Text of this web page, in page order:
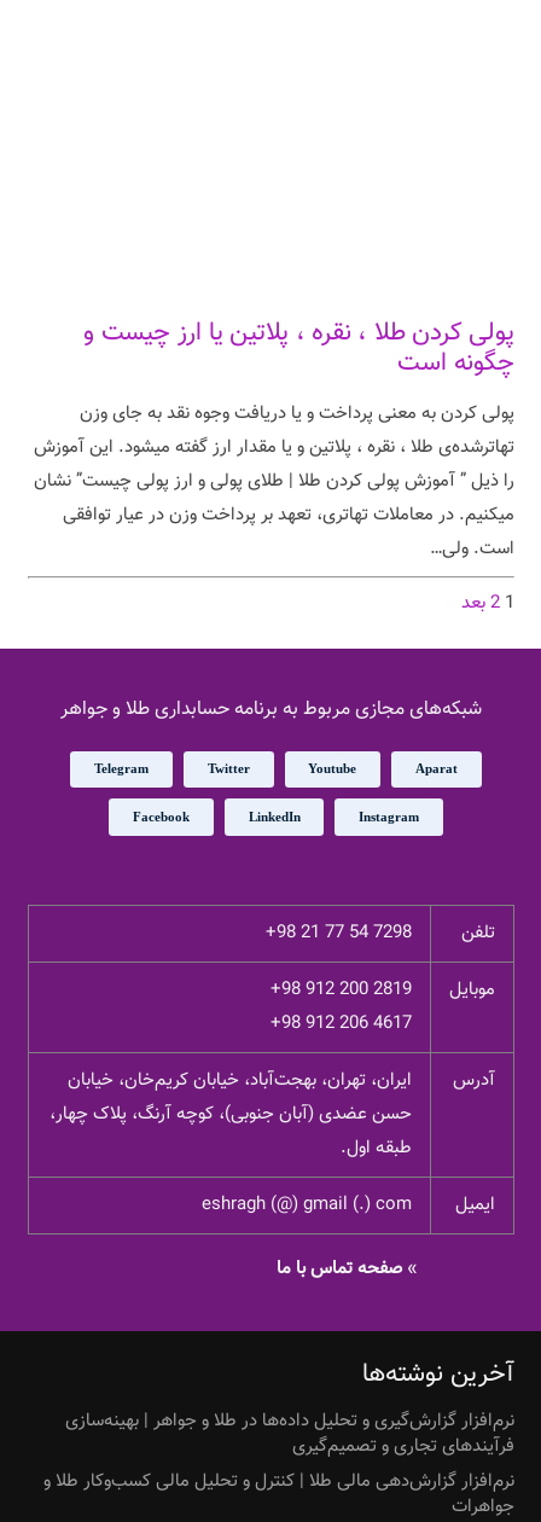
پولی کردن طلا ، نقره ، پلاتین یا ارز چیست و
چگونه است
پولی کردن به معنی پرداخت و یا دریافت وجوه نقد به جای وزن
تهاترشده‌ی طلا ، نقره ، پلاتین و یا مقدار ارز گفته میشود. این آموزش
را ذیل ” آموزش پولی کردن طلا | طلای پولی و ارز پولی چیست” نشان
میکنیم. در معاملات تهاتری، تعهد بر پرداخت وزن در عیار توافقی
است. ولی…
1
2بعد
شبکه‌های مجازی مربوط به برنامه حسابداری طلا و جواهر
Aparat
Youtube
Twitter
Telegram
Instagram
LinkedIn
Facebook
تلفن +98 21 77 54 7298
موبایل
+98 912 200 2819
+98 912 206 4617
آدرس
ایران، تهران، بهجت‌آباد، خیابان کریم‌خان، خیابان
حسن عضدی (آبان جنوبی)، کوچه آرنگ، پلاک چهار،
طبقه اول.
ایمیل eshragh (@) gmail (.) com
»صفحه تماس با ما
آخرین نوشته‌ها
نرم‌افزار گزارش‌گیری و تحلیل داده‌ها در طلا و جواهر | بهینه‌سازی
فرآیندهای تجاری و تصمیم‌گیری
نرم‌افزار گزارش‌دهی مالی طلا | کنترل و تحلیل مالی کسب‌وکار طلا و
جواهرات